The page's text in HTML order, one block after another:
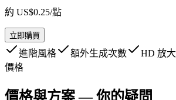
約 US$0.25/點
立即購買
進階風格 額外生成次數 HD 放大
價格
價格與方案 — 你的疑問